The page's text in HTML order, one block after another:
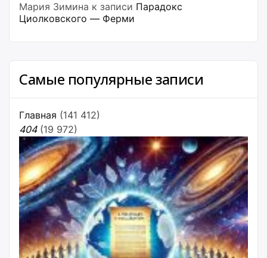
Мария Зимина к записи Парадокс
Циолковского — Ферми
Самые популярные записи
Главная (141 412)
404 (19 972)